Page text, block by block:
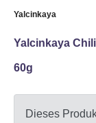
Yalcinkaya
Yalcinkaya
60g
Dieses